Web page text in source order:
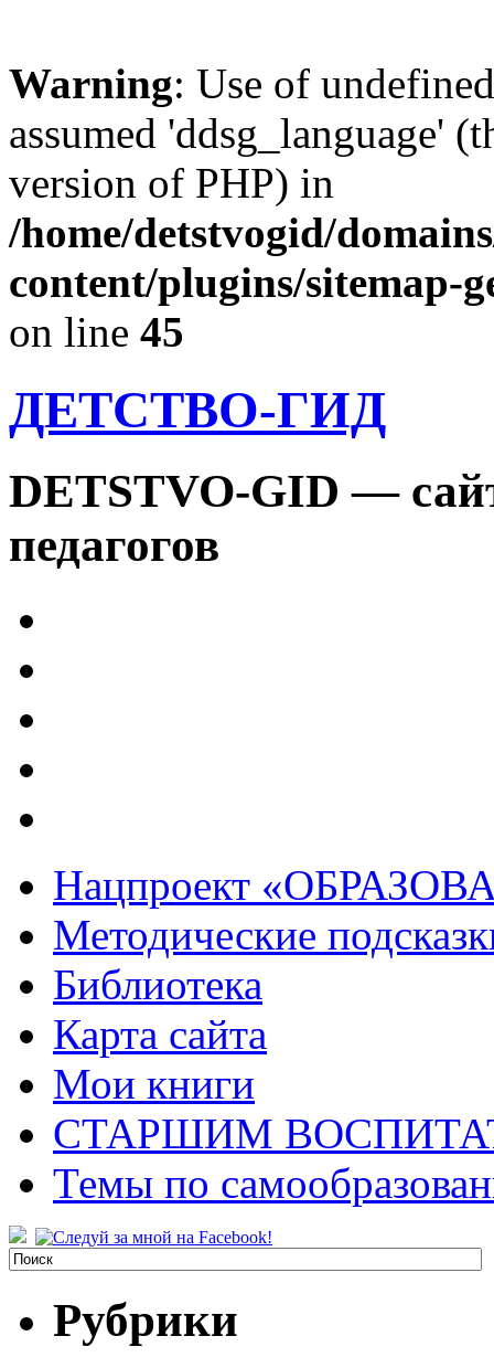
Warning: Use of
assumed 'ddsg_language'
version of PHP) in
/home/detstvogid/
content/plugins/sitemap-
on line 45
ДЕТСТВО-ГИД
DETSTVO-GID —
педагогов
Нацпроект
Методические
Библиотека
Карта сайта
Мои книги
СТАРШИМ
Темы по
Рубрики